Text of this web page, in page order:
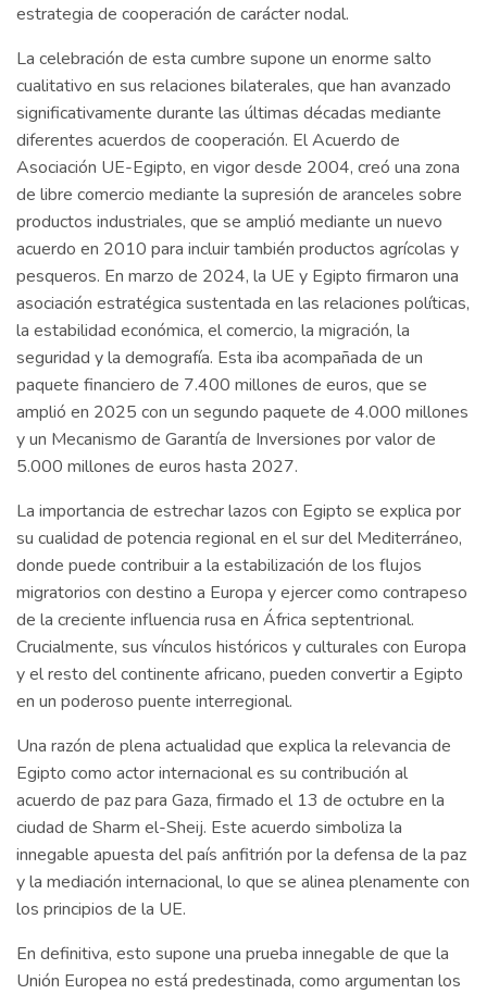
estrategia de cooperación de carácter nodal.
La celebración de esta cumbre supone un enorme salto
cualitativo en sus relaciones bilaterales, que han avanzado
significativamente durante las últimas décadas mediante
diferentes acuerdos de cooperación. El Acuerdo de
Asociación UE-Egipto, en vigor desde 2004, creó una zona
de libre comercio mediante la supresión de aranceles sobre
productos industriales, que se amplió mediante un nuevo
acuerdo en 2010 para incluir también productos agrícolas y
pesqueros. En marzo de 2024, la UE y Egipto firmaron una
asociación estratégica sustentada en las relaciones políticas,
la estabilidad económica, el comercio, la migración, la
seguridad y la demografía. Esta iba acompañada de un
paquete financiero de 7.400 millones de euros, que se
amplió en 2025 con un segundo paquete de 4.000 millones
y un Mecanismo de Garantía de Inversiones por valor de
5.000 millones de euros hasta 2027.
La importancia de estrechar lazos con Egipto se explica por
su cualidad de potencia regional en el sur del Mediterráneo,
donde puede contribuir a la estabilización de los flujos
migratorios con destino a Europa y ejercer como contrapeso
de la creciente influencia rusa en África septentrional.
Crucialmente, sus vínculos históricos y culturales con Europa
y el resto del continente africano, pueden convertir a Egipto
en un poderoso puente interregional.
Una razón de plena actualidad que explica la relevancia de
Egipto como actor internacional es su contribución al
acuerdo de paz para Gaza, firmado el 13 de octubre en la
ciudad de Sharm el-Sheij. Este acuerdo simboliza la
innegable apuesta del país anfitrión por la defensa de la paz
y la mediación internacional, lo que se alinea plenamente con
los principios de la UE.
En definitiva, esto supone una prueba innegable de que la
Unión Europea no está predestinada, como argumentan los